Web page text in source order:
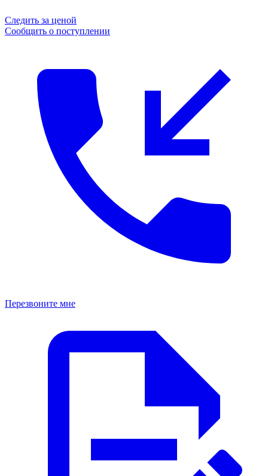
Следить за ценой
Сообщить о поступлении
Перезвоните мне